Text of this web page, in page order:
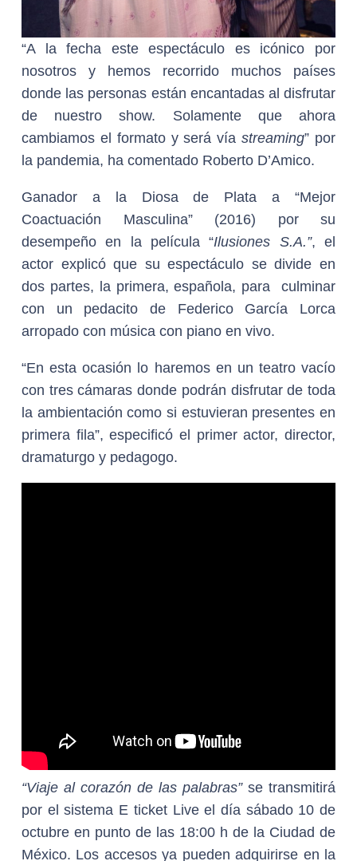
“A la fecha este espectáculo es icónico por
nosotros y hemos recorrido muchos países
donde las personas están encantadas al disfrutar
de nuestro show. Solamente que ahora
cambiamos el formato y será víastreaming” por
la pandemia, ha comentado Roberto D’Amico.
Ganador a la Diosa de Plata a “Mejor
Coactuación Masculina” (2016) por su
desempeño en la película “Ilusiones S.A.”, el
actor explicó que su espectáculo se divide en
dos partes, la primera, española, para culminar
con un pedacito de Federico García Lorca
arropado con música con piano en vivo.
“En esta ocasión lo haremos en un teatro vacío
con tres cámaras donde podrán disfrutar de toda
la ambientación como si estuvieran presentes en
primera fila”, especificó el primer actor, director,
dramaturgo y pedagogo.
“Viaje al corazón de las palabras”se transmitirá
por el sistema E ticket Live el día sábado 10 de
octubre en punto de las 18:00 h de la Ciudad de
México. Los accesos ya pueden adquirirse en la